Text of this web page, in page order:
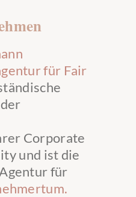
für Fair
Corporate
und ist die
für